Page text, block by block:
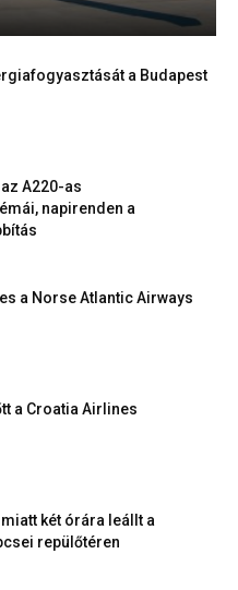
a Budapest
A220-as
napirenden a
a Norse Atlantic Airways
a Croatia Airlines
két órára leállt a
repülőtéren